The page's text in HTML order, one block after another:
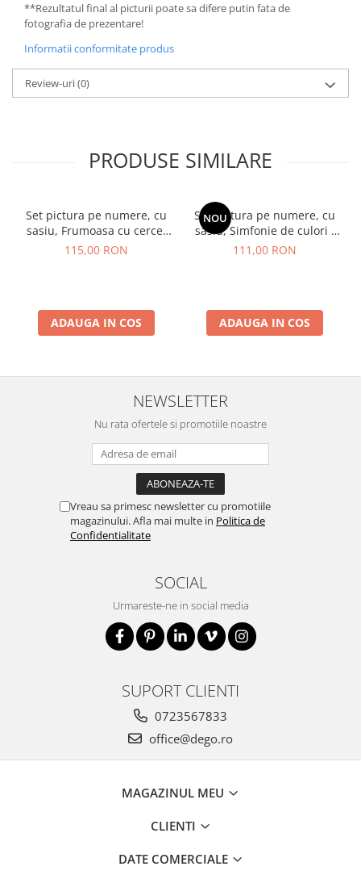
**Rezultatul final al picturii poate sa difere putin fata de
fotografia de prezentare!
Informatii conformitate produs
Review-uri(0)
PRODUSE SIMILARE
Set pictura pe numere, cu
sasiu, Frumoasa cu cercei
de aur - extra culori
115,00 RON
ADAUGA IN COS
NOU
Set pictura pe numere, cu
sasiu, Simfonie de culori -
vopsele metalizate, 40x50
111,00 RON
ADAUGA IN COS
NEWSLETTER
Nu rata ofertele si promotiile noastre
Vreau sa primesc newsletter cu promotiile
magazinului. Afla mai multe in Politica de
Confidentialitate
SOCIAL
Urmareste-ne in social media
SUPORT CLIENTI
0723567833
office@dego.ro
MAGAZINUL MEU
CLIENTI
DATE COMERCIALE